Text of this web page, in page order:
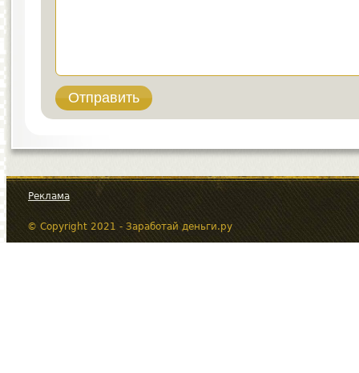
Реклама
© Copyright 2021 - Заработай деньги.ру